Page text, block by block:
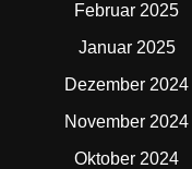
Februar 2025
Januar 2025
Dezember 2024
November 2024
Oktober 2024